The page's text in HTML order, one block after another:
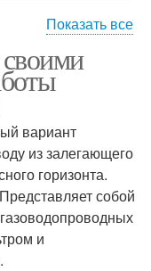
Показать все
вариант
из залегающего
горизонта.
собой
и